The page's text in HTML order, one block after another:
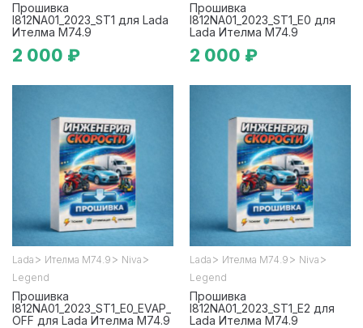
Прошивка
I812NA01_2023_ST1 для Lada
Ителма М74.9
2 000 ₽
Прошивка
I812NA01_2023_ST1_E0 для
Lada Ителма М74.9
2 000 ₽
Lada > Ителма М74.9 > Niva >
Legend
Прошивка
I812NA01_2023_ST1_E0_EVAP_
OFF для Lada Ителма М74.9
Lada > Ителма М74.9 > Niva >
Legend
Прошивка
I812NA01_2023_ST1_E2 для
Lada Ителма М74.9